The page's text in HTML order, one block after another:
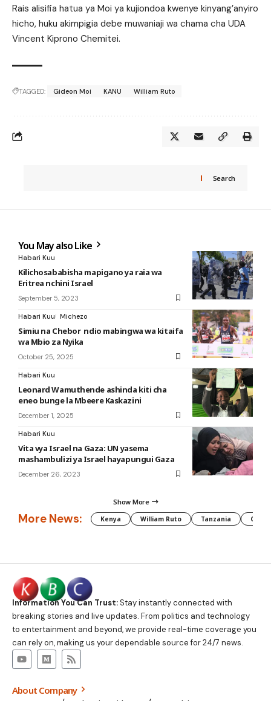
Rais alisifia hatua ya Moi ya kujiondoa kwenye kinyang’anyiro
hicho, huku akimpigia debe muwaniaji wa chama cha UDA
Vincent Kiprono Chemitei.
TAGGED: Gideon Moi KANU William Ruto
Search
You May also Like
Habari Kuu
Kilichosababisha mapigano ya raia wa
Eritrea nchini Israel
September 5, 2023
Habari Kuu Michezo
Simiu na Chebor ndio mabingwa wa kitaifa
wa Mbio za Nyika
October 25, 2025
Habari Kuu
Leonard Wamuthende ashinda kiti cha
eneo bunge la Mbeere Kaskazini
December 1, 2025
Habari Kuu
Vita vya Israel na Gaza: UN yasema
mashambulizi ya Israel hayapungui Gaza
December 26, 2023
Show More
More News: Kenya William Ruto Tanzania CAF
Information You Can Trust:Stay instantly connected with
breaking stories and live updates. From politics and technology
to entertainment and beyond, we provide real-time coverage you
can rely on, making us your dependable source for 24/7 news.
About Company